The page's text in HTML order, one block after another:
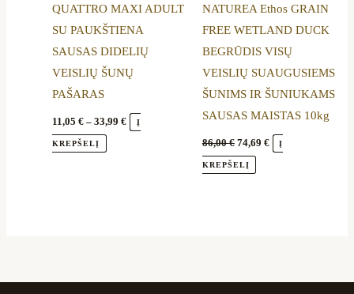
QUATTRO MAXI ADULT
SU PAUKŠTIENA
SAUSAS DIDELIŲ
VEISLIŲ ŠUNŲ
PAŠARAS
11,05€ – 33,99€ Į
KREPŠELĮ
chosen
on
the
product
NATUREA Ethos GRAIN
FREE WETLAND DUCK
BEGRŪDIS VISŲ
VEISLIŲ SUAUGUSIEMS
ŠUNIMS IR ŠUNIUKAMS
SAUSAS MAISTAS 10kg
86,00€ 74,69 € Į
KREPŠELĮ